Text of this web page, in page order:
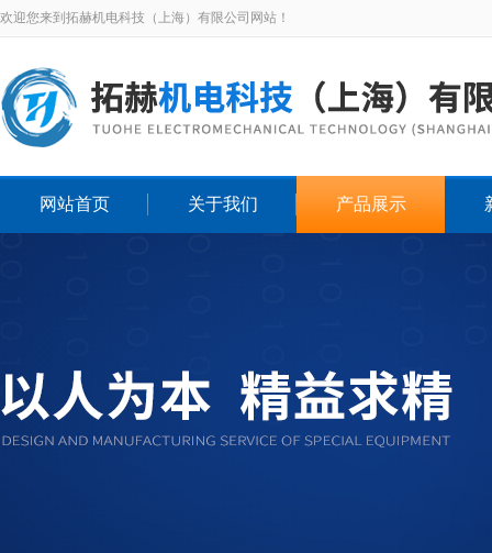
欢迎您来到拓赫机电科技（上海）有限公司网站！
网站首页 关于我们 产品展示